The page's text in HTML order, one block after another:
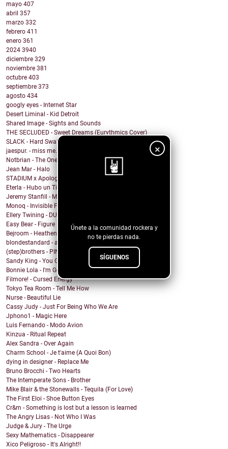
×
Únete a la comunidad rockera y
no te pierdas nada.
SÍGUENOS
mayo 407
abril 357
marzo 332
febrero 411
enero 361
2024 3940
diciembre 329
noviembre 381
octubre 403
septiembre 373
agosto 434
googly eyes - Internet Star
Desert Liminal - Kid Detroit
Shared Image - Sights and Sounds
THE SECLUDED - Sweet Dreams (Eurythmics Cover)
SLACK - Hard Swallows
jaespur. - miss me.
Notbrian - The One
Jean Mar - Halo
STADIUM x Apologygrl - Ocean Wave
Eterla - Hubo un Tiempo
Jeremy Stanfill - Moving Day
Monoq - Invisible Finish Line
Ellery Twining - DUSTY SPRINGFIELD'S RECORD COLLEC...
Easy Bear - Figure It Out
Bejroom - Heathens
blondestandard - arms of another
(step)brothers - PINOT NOIR
Sandy King - You Got Me Mixed Up With That Bottle
Bonnie Lola - I'm Going Home
Filmore! - Cursed Energy
Tokyo Tea Room - Tell Me How
Nurse - Beautiful Lie
Cassy Judy - Just For Being Who We Are
Jphono1 - Magic Here
Luis Fernando - Modo Avion
Kinzua - Ritual Repeat
Alex Sandra - Over Again
Charm School - Je t'aime (A Quoi Bon)
dying in designer - Replace Me
Bruno Brocchi - Two Hearts
The Intemperate Sons - Brother
Mike Blair & the Stonewalls - Tequila (For Love)
The First Eloi - Shoe Button Eyes
Cr&m - Something is lost but a lesson is learned
The Angry Lisas - Not Who I Was
Judge & Jury - The Urge
Sexy Mathematics - Disappearer
Xico Peligroso - It's Alright!!